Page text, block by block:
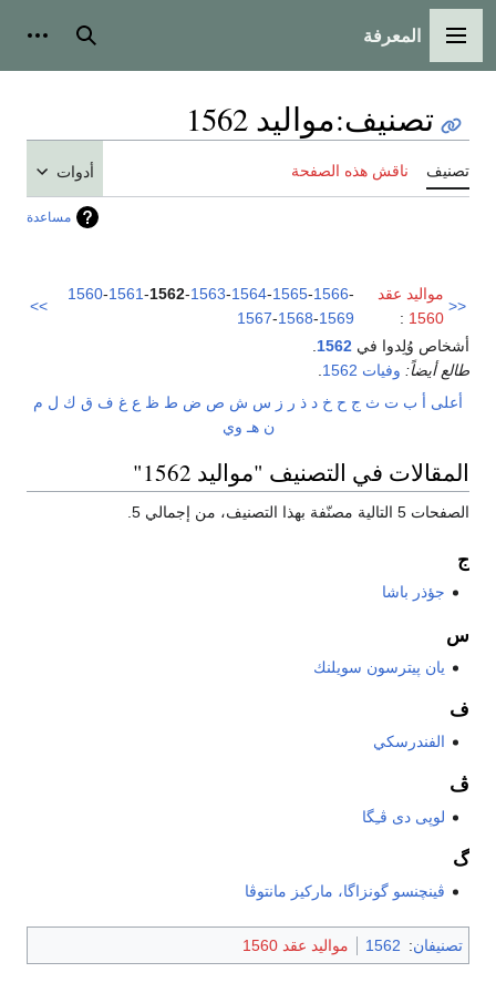
القائمة الرئيسية
المعرفة بحث
تصنيف:مواليد 1562
تصنيف ناقش هذه الصفحة أدوات
مساعدة
<<
مواليد عقد
1560
:
1560-1561-1562-1563-1564-1565-1566-
1567-1568-1569
>>
أشخاص وُلِدوا في 1562
طالع أيضاً: وفيات 1562
أعلى أ ب ت ث ج ح خ د ذ ر ز س ش ص ض ط ظ ع غ ف ق ك ل م
ن هـ وي
المقالات في التصنيف "مواليد 1562"
الصفحات 5 التالية مصنّفة بهذا التصنيف، من إجمالي 5.
ج
جؤذر باشا
س
يان پيترسون سويلنك
ف
الفندرسكي
ڤ
لوپى دى ڤـِگا
گ
ڤينچنسو گونزاگا، ماركيز مانتوڤا
تصنيفان:
1562 مواليد عقد 1560